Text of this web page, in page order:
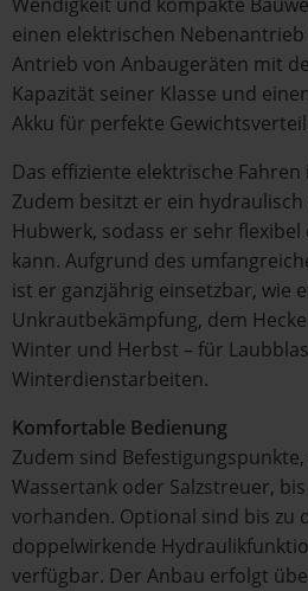
einen elektrischen
Antrieb von Anbaugeräten mit
Kapazität seiner Klasse und
Akku für perfekte
Das effiziente elektrische
Zudem besitzt er ein
Hubwerk, sodass er sehr
kann. Aufgrund des
ist er ganzjährig einsetzbar, wie
Unkrautbekämpfung, dem
Winter und Herbst – für
Winterdienstarbeiten.
Komfortable Bedienung
Zudem sind
Wassertank oder Salzstreuer,
vorhanden. Optional sind bis zu
doppelwirkende
verfügbar. Der Anbau erfolgt